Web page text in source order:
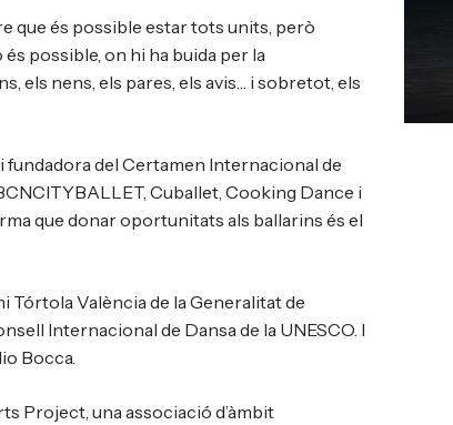
que és possible estar tots units, però
possible, on hi ha buida per la
els nens, els pares, els avis… i sobretot, els
fundadora del Certamen Internacional de
Cuballet, Cooking Dance i
que donar oportunitats als ballarins és el
Tórtola València de la Generalitat de
Internacional de Dansa de la UNESCO. I
Bocca.
Project, una associació d’àmbit